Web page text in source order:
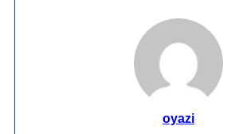
oyazi